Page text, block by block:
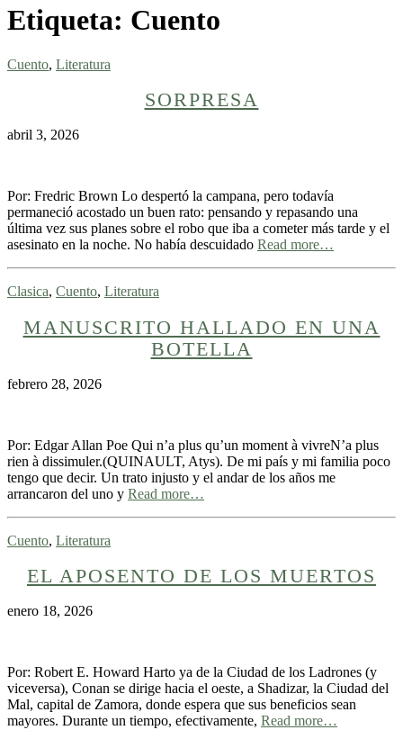
Etiqueta: Cuento
Cuento, Literatura
SORPRESA
abril 3, 2026
Por: Fredric Brown Lo despertó la campana, pero todavía
permaneció acostado un buen rato: pensando y repasando una
última vez sus planes sobre el robo que iba a cometer más tarde y el
asesinato en la noche. No había descuidado Read more…
Clasica, Cuento, Literatura
MANUSCRITO HALLADO EN UNA
BOTELLA
febrero 28, 2026
Por: Edgar Allan Poe Qui n’a plus qu’un moment à vivreN’a plus
rien à dissimuler.(QUINAULT, Atys). De mi país y mi familia poco
tengo que decir. Un trato injusto y el andar de los años me
arrancaron del uno y Read more…
Cuento, Literatura
EL APOSENTO DE LOS MUERTOS
enero 18, 2026
Por: Robert E. Howard Harto ya de la Ciudad de los Ladrones (y
viceversa), Conan se dirige hacia el oeste, a Shadizar, la Ciudad del
Mal, capital de Zamora, donde espera que sus beneficios sean
mayores. Durante un tiempo, efectivamente, Read more…